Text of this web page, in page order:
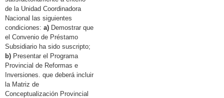
de la Unidad Coordinadora
Nacional las siguientes
condiciones: a) Demostrar que
el Convenio de Préstamo
Subsidiario ha sido suscripto;
b) Presentar el Programa
Provincial de Reformas e
Inversiones. que deberá incluir
la Matriz de
Conceptualización Provincial